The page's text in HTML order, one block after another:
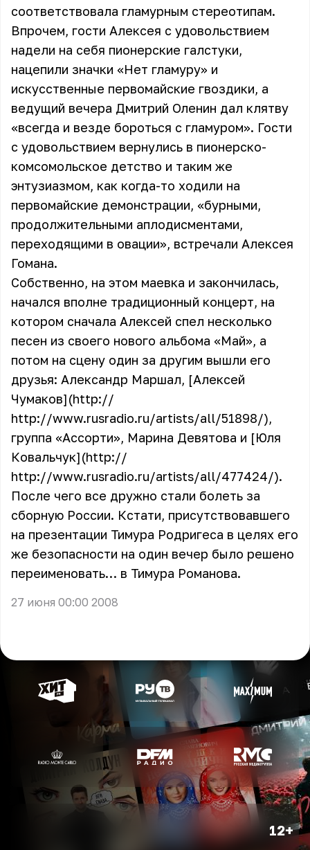
соответствовала гламурным стереотипам.
Впрочем, гости Алексея с удовольствием
надели на себя пионерские галстуки,
нацепили значки «Нет гламуру» и
искусственные первомайские гвоздики, а
ведущий вечера Дмитрий Оленин дал клятву
«всегда и везде бороться с гламуром». Гости
с удовольствием вернулись в пионерско-
комсомольское детство и таким же
энтузиазмом, как когда-то ходили на
первомайские демонстрации, «бурными,
продолжительными аплодисментами,
переходящими в овации», встречали Алексея
Гомана.
Собственно, на этом маевка и закончилась,
начался вполне традиционный концерт, на
котором сначала Алексей спел несколько
песен из своего нового альбома «Май», а
потом на сцену один за другим вышли его
друзья: Александр Маршал, [Алексей
Чумаков](http://
http://www.rusradio.ru/artists/all/51898/),
группа «Ассорти», Марина Девятова и [Юля
Ковальчук](http://
http://www.rusradio.ru/artists/all/477424/).
После чего все дружно стали болеть за
сборную России. Кстати, присутствовавшего
на презентации Тимура Родригеса в целях его
же безопасности на один вечер было решено
переименовать… в Тимура Романова.
27 июня 00:00 2008
12+